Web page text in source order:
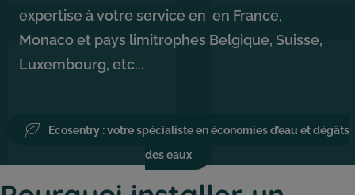
expertise à votre service en en France,
Monaco et pays limitrophes Belgique, Suisse,
Luxembourg, etc...
Ecosentry : votre spécialiste en économies d’eau et dégâts
des eaux